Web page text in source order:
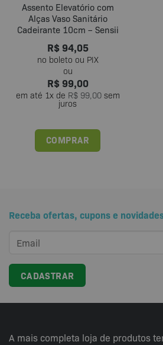
Assento Elevatório com
Alças Vaso Sanitário
Cadeirante 10cm – Sensii
R$94,05
R$99,00
em até 1x de R$99,00sem
juros
COMPRAR
Receba ofertas, cupons e
A mais completa loja de produtos